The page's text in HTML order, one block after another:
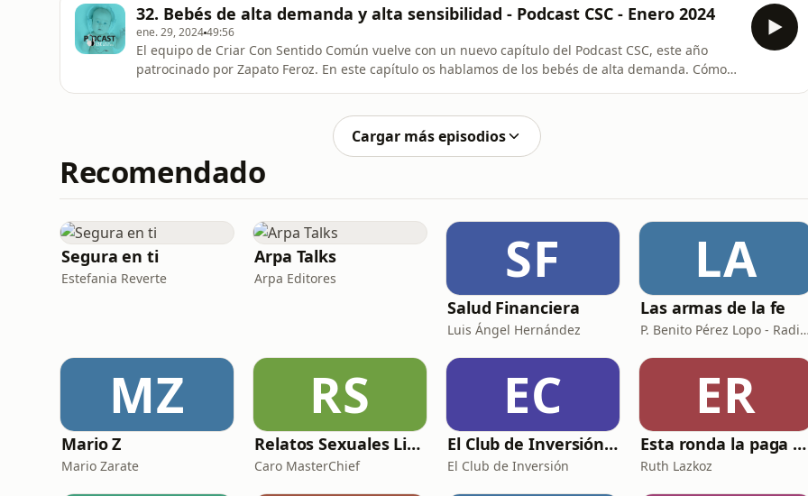
los vínculos
32. Bebés de alta demanda y alta sensibilidad - Podcast CSC - Enero 2024
ene. 29, 202449:56
El equipo de Criar Con Sentido Común vuelve con un nuevo capítulo del Podcast CSC, este año
patrocinado por Zapato Feroz. En este capítulo os hablamos de los bebés de alta demanda. Cómo
altamente sensibles. También os tra
Cargar más episodios
Recomendado
Segura en ti
Estefania Reverte
Arpa Talks
Arpa Editores SF
Salud Financiera
Luis Ángel Hernández
LA
Las armas de la fe
P. Benito Pérez Lopo - Radio María ESP
MZ
Mario Z
Mario Zarate
RS
Relatos Sexuales Liberales
Caro MasterChief
EC
El Club de Inversión podcast
El Club de Inversión
ER
Esta ronda la paga Newton
Ruth Lazkoz